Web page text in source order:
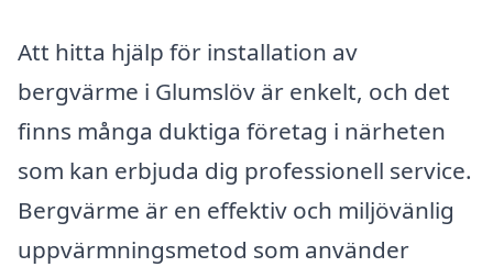
Att hitta hjälp för installation av
bergvärme i Glumslöv är enkelt, och det
finns många duktiga företag i närheten
som kan erbjuda dig professionell service.
Bergvärme är en effektiv och miljövänlig
uppvärmningsmetod som använder